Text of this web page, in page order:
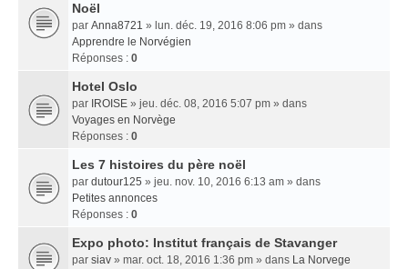
Noël
par Anna8721 » lun. déc. 19, 2016 8:06 pm » dans
Apprendre le Norvégien
Réponses : 0
Hotel Oslo
par IROISE » jeu. déc. 08, 2016 5:07 pm » dans
Voyages en Norvège
Réponses : 0
Les 7 histoires du père noël
par dutour125 » jeu. nov. 10, 2016 6:13 am » dans
Petites annonces
Réponses : 0
Expo photo: Institut français de Stavanger
par siav » mar. oct. 18, 2016 1:36 pm » dans La Norvege